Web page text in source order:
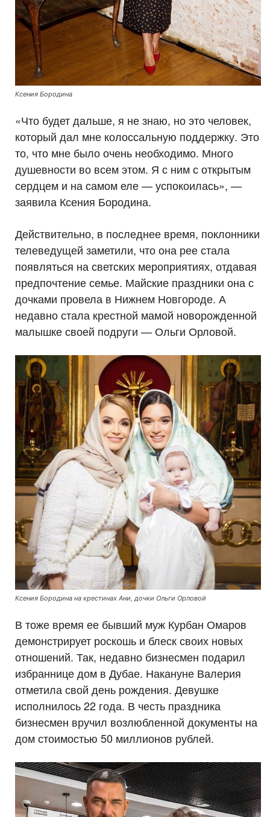
Ксения Бородина
«Что будет дальше, я не знаю, но это человек,
который дал мне колоссальную поддержку. Это
то, что мне было очень необходимо. Много
душевности во всем этом. Я с ним с открытым
сердцем и на самом еле — успокоилась», —
заявила Ксения Бородина.
Действительно, в последнее время, поклонники
телеведущей заметили, что она рее стала
появляться на светских мероприятиях, отдавая
предпочтение семье. Майские праздники она с
дочками провела в Нижнем Новгороде. А
недавно стала крестной мамой новорожденной
малышке своей подруги — Ольги Орловой.
Ксения Бородина на крестинах Ани, дочки Ольги Орловой
В тоже время ее бывший муж Курбан Омаров
демонстрирует роскошь и блеск своих новых
отношений. Так, недавно бизнесмен подарил
избраннице дом в Дубае. Накануне Валерия
отметила свой день рождения. Девушке
исполнилось 22 года. В честь праздника
бизнесмен вручил возлюбленной документы на
дом стоимостью 50 миллионов рублей.